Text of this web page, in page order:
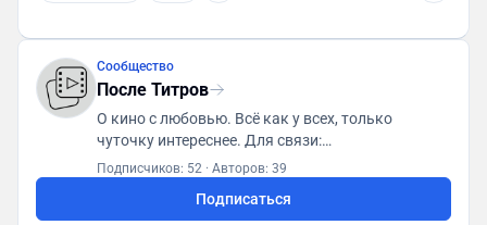
Сообщество
После Титров
О кино с любовью. Всё как у всех, только
чуточку интереснее. Для связи:
posletitrov@yandex.ru
Подписчиков: 52 · Авторов: 39
Подписаться